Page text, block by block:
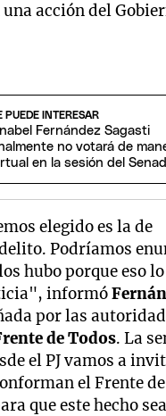
acción del
PUEDE INTERESAR
Fernández Sagasti
no votará de
en la sesión del
elegido es la de
Podríamos
hubo porque eso lo
informó
por las
de Todos. La
el PJ vamos a
el Frente
que este hecho sea